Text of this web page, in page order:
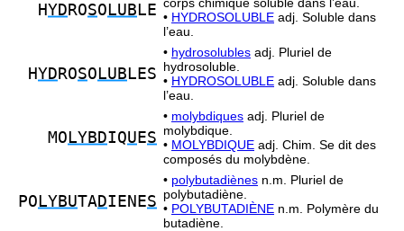
HYD ROSO LUB LE • HYDROSOLUBLE adj. Soluble dans
l’eau.
HYD ROSO LUB LES
• hydrosolubles adj. Pluriel de
hydrosoluble.
• HYDROSOLUBLE adj. Soluble dans
l’eau.
MO LYBDIQU ES
• molybdiques adj. Pluriel de
molybdique.
• MOLYBDIQUE adj. Chim. Se dit des
composés du molybdène.
PO LYBUTADIENES
• polybutadiènes n.m. Pluriel de
polybutadiène.
• POLYBUTADIÈNE n.m. Polymère du
butadiène.